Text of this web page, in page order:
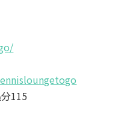
115